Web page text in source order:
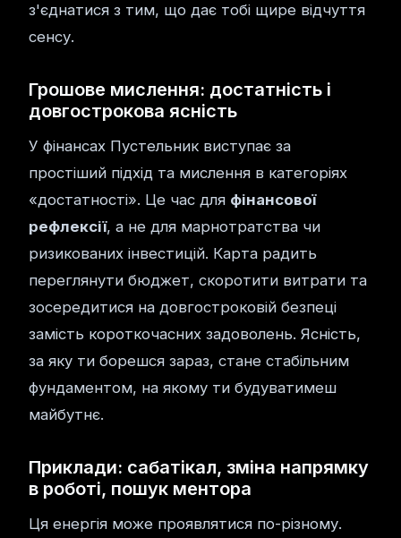
з'єднатися з тим, що дає тобі щире відчуття
сенсу.
Грошове мислення: достатність і
довгострокова ясність
У фінансах Пустельник виступає за
простіший підхід та мислення в категоріях
«достатності». Це час для фінансової
рефлексії, а не для марнотратства чи
ризикованих інвестицій. Карта радить
переглянути бюджет, скоротити витрати та
зосередитися на довгостроковій безпеці
замість короткочасних задоволень. Ясність,
за яку ти борешся зараз, стане стабільним
фундаментом, на якому ти будуватимеш
майбутнє.
Приклади: сабатікал, зміна напрямку
в роботі, пошук ментора
Ця енергія може проявлятися по-різному.